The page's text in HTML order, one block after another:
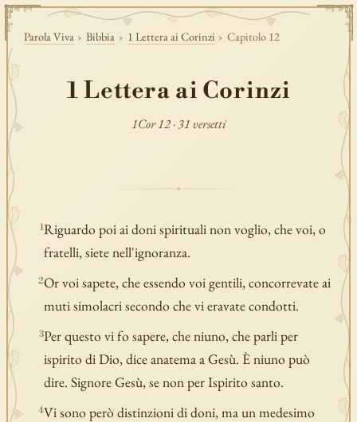
Parola Viva › Bibbia › 1 Lettera ai Corinzi › Capitolo 12
1 Lettera ai Corinzi
1Cor 12 · 31 versetti
1Riguardo poi ai doni spirituali non voglio, che voi, o
fratelli, siete nell'ignoranza.
2Or voi sapete, che essendo voi gentili, concorrevate ai
muti simolacri secondo che vi eravate condotti.
3Per questo vi fo sapere, che niuno, che parli per
ispirito di Dio, dice anatema a Gesù. È niuno può
dire. Signore Gesù, se non per Ispirito santo.
4Vi sono però distinzioni di doni, ma un medesimo